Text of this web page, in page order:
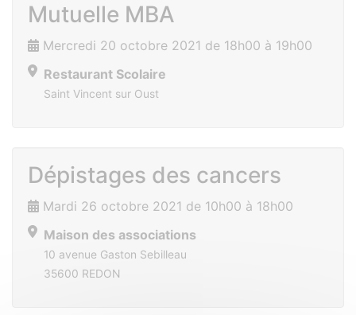
Mutuelle MBA
Mercredi 20 octobre 2021 de 18h00 à 19h00
Restaurant Scolaire
Saint Vincent sur Oust
Dépistages des cancers
Mardi 26 octobre 2021 de 10h00 à 18h00
Maison des associations
10 avenue Gaston Sebilleau
35600 REDON